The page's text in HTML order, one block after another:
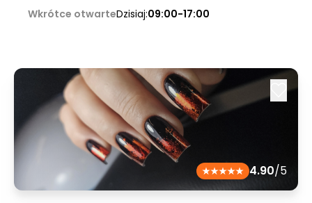
Wkrótce otwarteDzisiaj:09:00-17:00
4.90/5